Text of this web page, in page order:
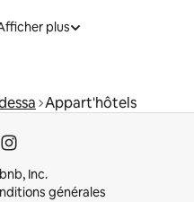
plus
Appart'hôtels
Inc.
générales